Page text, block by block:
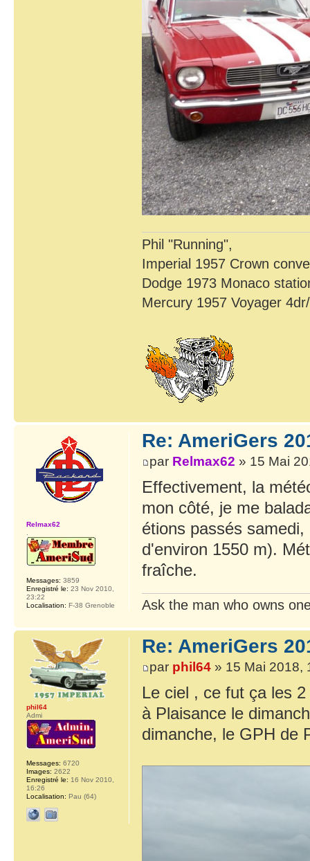
Phil "Running",
Imperial 1957 Crown
Dodge 1973 Monaco
Mercury 1957 Voyager
Re: AmeriGers
par Relmax62 » 15 Mai
Effectivement, la
mon côté, je me
étions passés
d'environ 1550 m).
fraîche.
Ask the man who owns
Relmax62
Messages: 3859
Enregistré le: 23 Nov 2010,
23:22
Localisation: F-38 Grenoble
Re: AmeriGers
par phil64» 15 Mai 2018,
Le ciel , ce fut ça les
à Plaisance le
dimanche, le GPH de
phil64
Admi
Messages: 6720
Images: 2622
Enregistré le: 16 Nov 2010,
16:26
Localisation: Pau (64)